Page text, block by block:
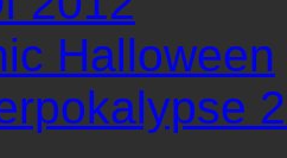
Halloween